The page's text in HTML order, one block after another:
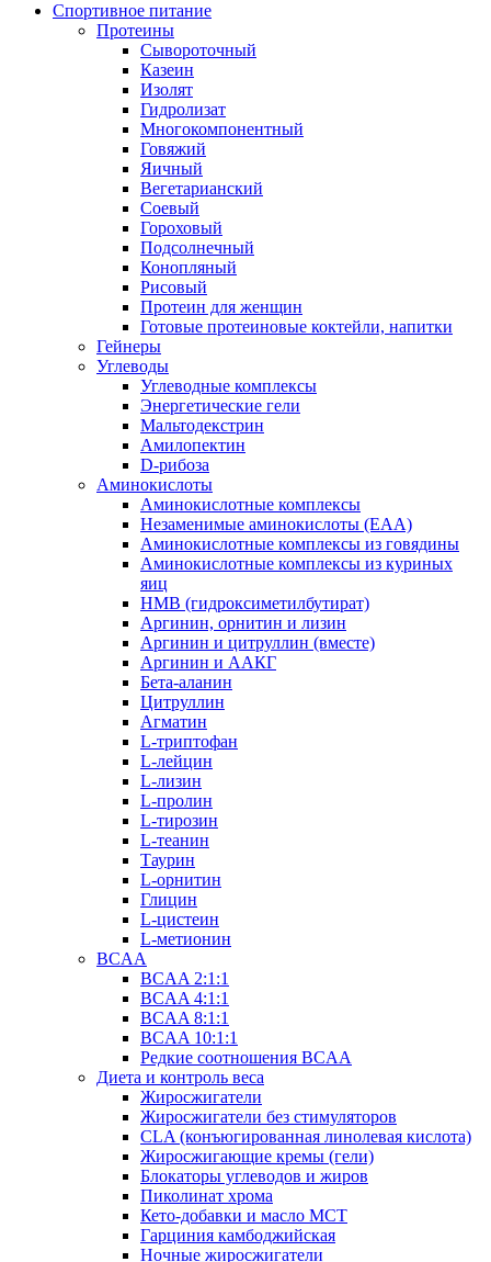
Спортивное питание
Протеины
Сывороточный
Казеин
Изолят
Гидролизат
Многокомпонентный
Говяжий
Яичный
Вегетарианский
Соевый
Гороховый
Подсолнечный
Конопляный
Рисовый
Протеин для женщин
Готовые протеиновые коктейли, напитки
Гейнеры
Углеводы
Углеводные комплексы
Энергетические гели
Мальтодекстрин
Амилопектин
D-рибоза
Аминокислоты
Аминокислотные комплексы
Незаменимые аминокислоты (EAA)
Аминокислотные комплексы из говядины
Аминокислотные комплексы из куриных
яиц
HMB (гидроксиметилбутират)
Аргинин, орнитин и лизин
Аргинин и цитруллин (вместе)
Аргинин и ААКГ
Бета-аланин
Цитруллин
Агматин
L-триптофан
L-лейцин
L-лизин
L-пролин
L-тирозин
L-теанин
Таурин
L-орнитин
Глицин
L-цистеин
L-метионин
BCAA
BCAA 2:1:1
BCAA 4:1:1
BCAA 8:1:1
BCAA 10:1:1
Редкие соотношения BCAA
Диета и контроль веса
Жиросжигатели
Жиросжигатели без стимуляторов
CLA (конъюгированная линолевая кислота)
Жиросжигающие кремы (гели)
Блокаторы углеводов и жиров
Пиколинат хрома
Кето-добавки и масло МСТ
Гарциния камбоджийская
Ночные жиросжигатели